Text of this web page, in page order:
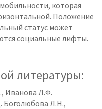
которая
Положение
статус может
социальные лифты.
литературы:
Иванова Л.Ф.
Боголюбова Л.Н.,